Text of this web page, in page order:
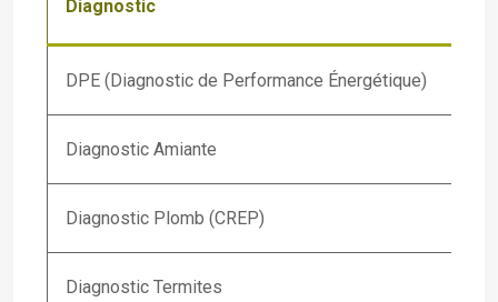
Diagnostic
DPE (Diagnostic de Performance Énergétique)
Diagnostic Amiante
Diagnostic Plomb (CREP)
Diagnostic Termites